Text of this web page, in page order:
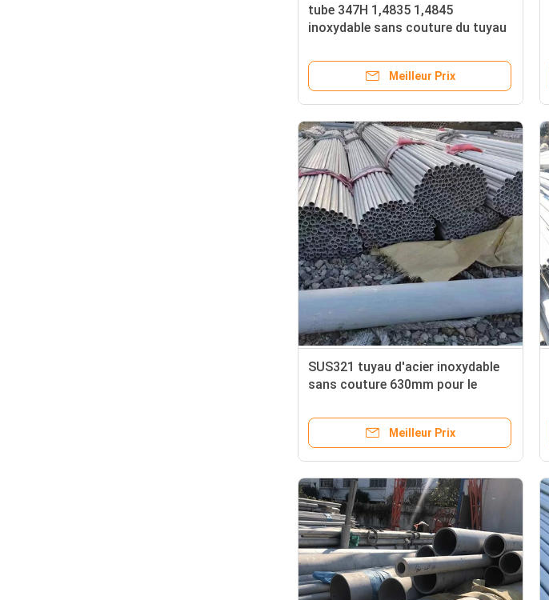
tube 347H 1,4835 1,4845
inoxydable sans couture du tuyau
Meilleur Prix
SUS321 tuyau d'acier inoxydable
sans couture 630mm pour le
Meilleur Prix